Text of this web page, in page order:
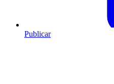
Publicar